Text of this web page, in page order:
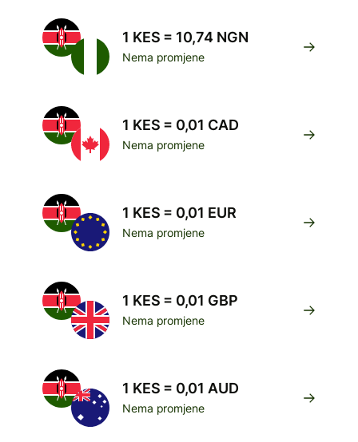
1 KES = 10,74 NGN
Nema promjene
1 KES = 0,01 CAD
Nema promjene
1 KES = 0,01 EUR
Nema promjene
1 KES = 0,01 GBP
Nema promjene
1 KES = 0,01 AUD
Nema promjene